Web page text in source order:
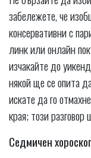
забележете, че
консервативни с
линк или онлайн
изчакайте до
някой ще се опита
искате да го
края; този
Седмичен